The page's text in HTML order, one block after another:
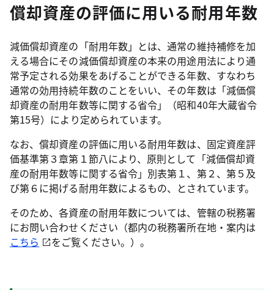
償却資産の評価に用いる耐用年数
減価償却資産の「耐用年数」とは、通常の維持補修を加
える場合にその減価償却資産の本来の用途用法により通
常予定される効果をあげることができる年数、すなわち
通常の効用持続年数のことをいい、その年数は「減価償
却資産の耐用年数等に関する省令」（昭和40年大蔵省令
第15号）により定められています。
なお、償却資産の評価に用いる耐用年数は、固定資産評
価基準第３章第１節八により、原則として「減価償却資
産の耐用年数等に関する省令」別表第１、第２、第５及
び第６に掲げる耐用年数によるもの、とされています。
そのため、各資産の耐用年数については、管轄の税務署
にお問い合わせください（都内の税務署所在地・案内は
こちら
をご覧ください。）。